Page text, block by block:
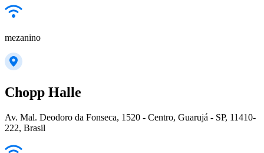
mezanino
Chopp Halle
Av. Mal. Deodoro da Fonseca, 1520 - Centro, Guarujá - SP, 11410-
222, Brasil